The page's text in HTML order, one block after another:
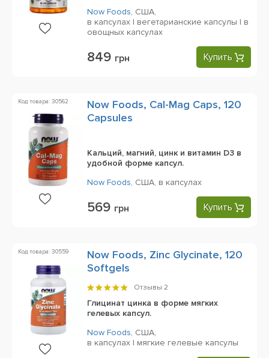
Now Foods, США,
в капсулах | вегетарианские капсулы | в
овощных капсулах
849 грн Купить
Код товара: 30562
Now Foods, Cal-Mag Caps, 120
Capsules
Кальций, магний, цинк и витамин D3 в
удобной форме капсул.
Now Foods, США, в капсулах
569 грн Купить
Код товара: 30559
Now Foods, Zinc Glycinate, 120
Softgels
Отзывы 2
Глицинат цинка в форме мягких
гелевых капсул.
Now Foods, США,
в капсулах | мягкие гелевые капсулы